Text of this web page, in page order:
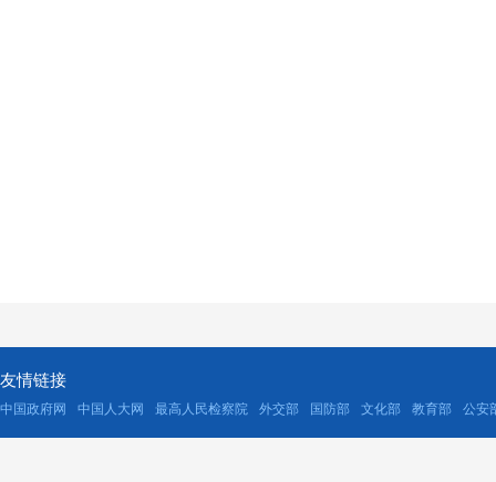
友情链接
中国政府网 中国人大网 最高人民检察院 外交部 国防部 文化部 教育部 公安